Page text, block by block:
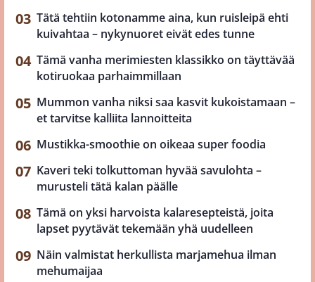
Tätä tehtiin kotonamme aina, kun ruisleipä ehti
kuivahtaa – nykynuoret eivät edes tunne
Tämä vanha merimiesten klassikko on täyttävää
kotiruokaa parhaimmillaan
Mummon vanha niksi saa kasvit kukoistamaan –
et tarvitse kalliita lannoitteita
Mustikka-smoothie on oikeaa super foodia
Kaveri teki tolkuttoman hyvää savulohta –
murusteli tätä kalan päälle
Tämä on yksi harvoista kalaresepteistä, joita
lapset pyytävät tekemään yhä uudelleen
Näin valmistat herkullista marjamehua ilman
mehumaijaa